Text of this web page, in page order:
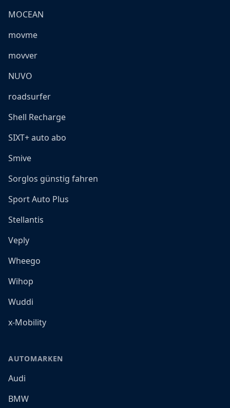
MOCEAN
movme
movver
NUVO
roadsurfer
Shell Recharge
SIXT+ auto abo
Smive
Sorglos günstig fahren
Sport Auto Plus
Stellantis
Veply
Wheego
Wihop
Wuddi
x-Mobility
AUTOMARKEN
Audi
BMW